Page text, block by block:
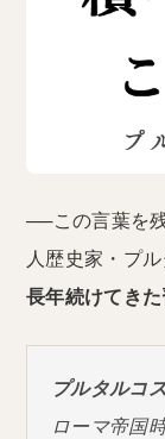
──この言葉を
人歴史家・プ
長年続けてき
プルタルコ
ローマ帝国